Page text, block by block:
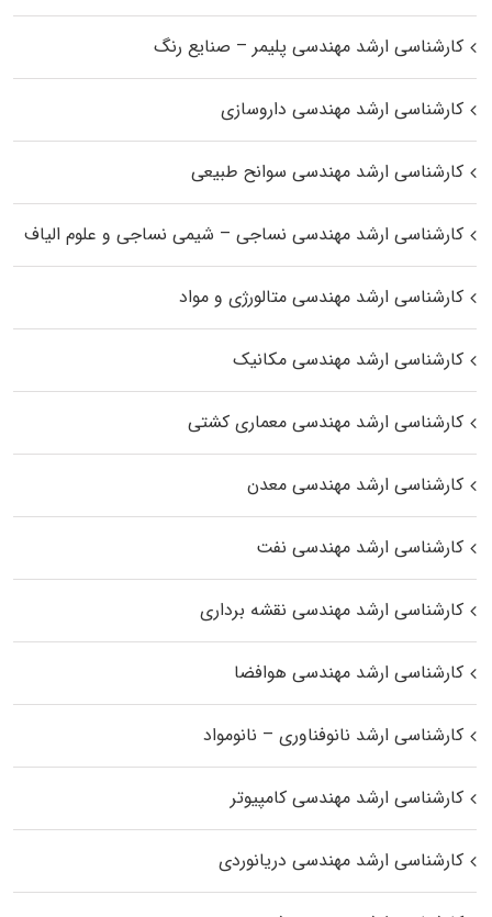
کارشناسی ارشد مهندسی پلیمر – صنایع رنگ
کارشناسی ارشد مهندسی داروسازی
کارشناسی ارشد مهندسی سوانح طبیعی
کارشناسی ارشد مهندسی نساجی – شیمی نساجی و علوم الیاف
کارشناسی ارشد مهندسی متالورژی و مواد
کارشناسی ارشد مهندسی مکانیک
کارشناسی ارشد مهندسی معماری کشتی
کارشناسی ارشد مهندسی معدن
کارشناسی ارشد مهندسی نفت
کارشناسی ارشد مهندسی نقشه برداری
کارشناسی ارشد مهندسی هوافضا
کارشناسی ارشد نانوفناوری – نانومواد
کارشناسی ارشد مهندسی کامپیوتر
کارشناسی ارشد مهندسی دریانوردی